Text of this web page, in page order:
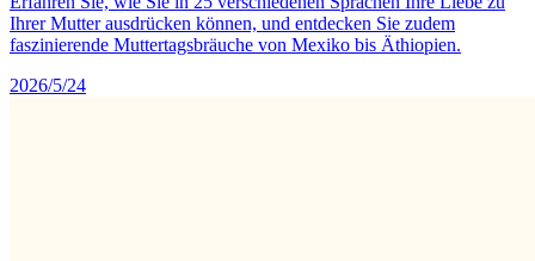
Ihrer Mutter ausdrücken können, und entdecken Sie zudem
faszinierende Muttertagsbräuche von Mexiko bis Äthiopien.
2026/5/24